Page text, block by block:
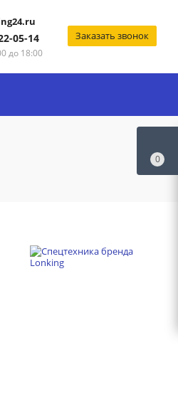
05-14
до 18:00
Заказать звонок
0